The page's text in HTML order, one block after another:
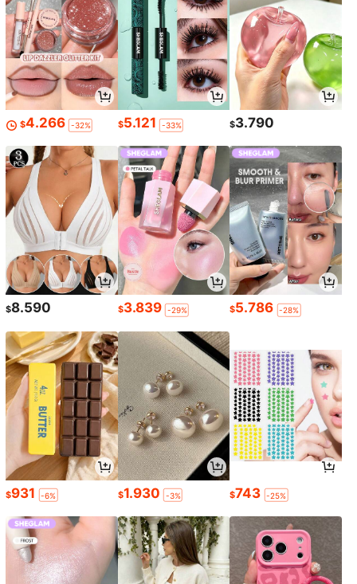
$4.266 -32% $5.121 -33% $3.790
$8.590 $3.839 -29% $5.786 -28%
$931 -6% $1.930 -3% $743 -25%